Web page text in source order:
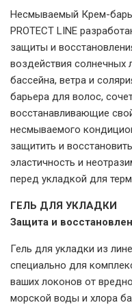
Несмываемый Крем-
PROTECT LINE
защиты и
воздействия солнечных
бассейна, ветра и
барьера для волос,
восстанавливающие
несмываемого
защитить и
эластичность и
перед укладкой для
ГЕЛЬ ДЛЯ УКЛАДКИ
Защита и
Гель для укладки из
специально для
ваших локонов от
морской воды и хлора